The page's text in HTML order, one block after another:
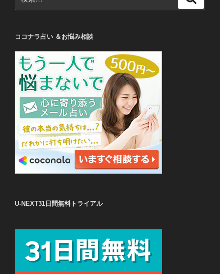
索:
ココナラ占い ＆お悩み相談
U-NEXT31日間無料トライアル